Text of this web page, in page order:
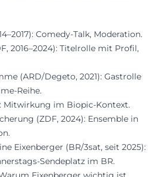
Comedy-Talk, Moderation.
2016–2024): Titelrolle mit Profil,
(ARD/Degeto, 2021): Gastrolle
Reihe.
Mitwirkung im Biopic-Kontext.
(ZDF, 2024): Ensemble in
Eixenberger (BR/3sat, seit 2025):
Sendeplatz im BR.